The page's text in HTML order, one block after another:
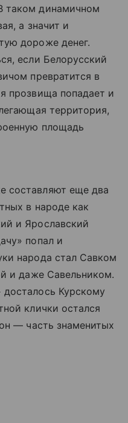
таком динамичном
а значит и
дороже денег.
если Белорусский
превратится в
прозвища попадает и
территория,
площадь
составляют еще два
в народе как
и Ярославский
попал и
народа стал Савком
и даже Савельником.
Курскому
клички остался
— часть знаменитых